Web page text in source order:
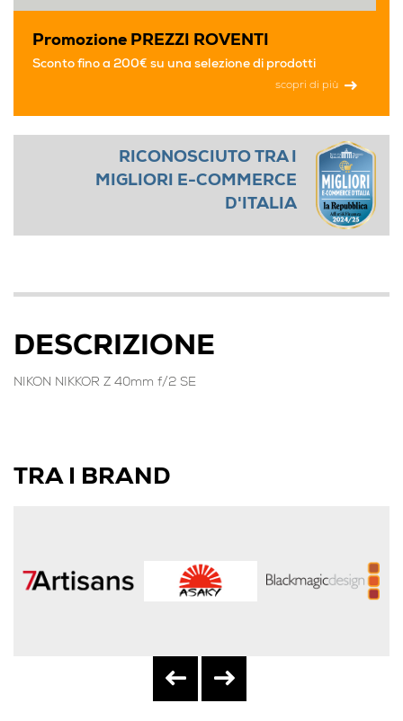
Promozione PREZZI ROVENTI
Sconto fino a 200€ su una selezione di prodotti
scopri di più
RICONOSCIUTO TRA I
MIGLIORI E-COMMERCE
D'ITALIA
DESCRIZIONE
NIKON NIKKOR Z 40mm f/2 SE
TRA I BRAND